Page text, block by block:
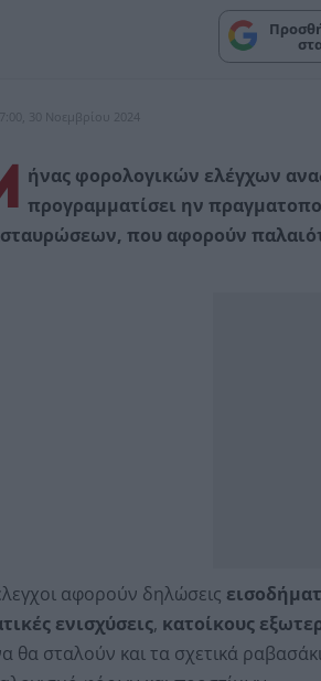
07:00, 30 Νοεμβρίου 2024
ήνας φορολογικών ελέγχων
προγραμματίσει ην
που αφορούν
αφορούν δηλώσεις
ενισχύσεις, κατοίκους
θα σταλούν και τα σχετικά